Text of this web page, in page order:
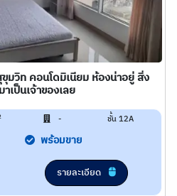
มวิท คอนโดมิเนียม ห้องน่าอยู่ สิ่ง
เป็นเจ้าของเลย
- ชั้น 12A
พร้อมขาย
รายละเอียด